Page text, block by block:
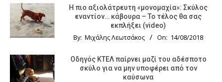
Η πιο αξιολάτρευτη «μονομαχία»: Σκύλος
εναντίον… κάβουρα – Το τέλος θα σας
εκπλήξει (video)
By: Μιχάλης Λεωτσάκος On: 14/08/2018
Οδηγός KTΕΛ παίρνει μαζί του αδέσποτο
σκύλο για να μην υποφέρει από τον
καύσωνα